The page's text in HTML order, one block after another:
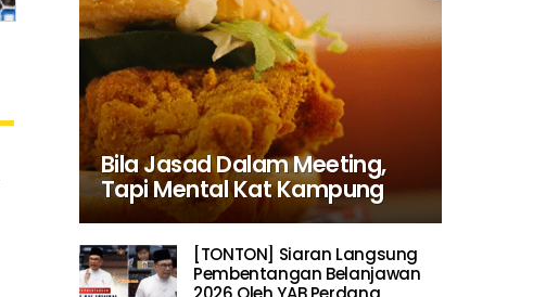
Bila Jasad Dalam Meeting,
Tapi Mental Kat Kampung
[TONTON] Siaran Langsung
Pembentangan Belanjawan